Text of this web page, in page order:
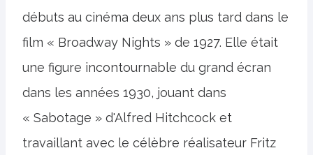
débuts au cinéma deux ans plus tard dans le
film « Broadway Nights » de 1927. Elle était
une figure incontournable du grand écran
dans les années 1930, jouant dans
« Sabotage » d'Alfred Hitchcock et
travaillant avec le célèbre réalisateur Fritz